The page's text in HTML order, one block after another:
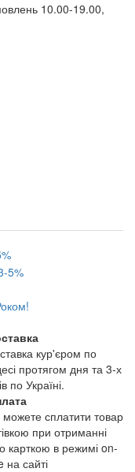
10.00-19.00,
кур'єром по
протягом дня та 3-х
по Україні.
сплатити товар
при отриманні
карткою в режимі on-
на сайті